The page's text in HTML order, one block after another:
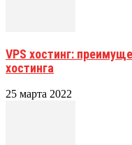
VPS хостинг:
хостинга
25 марта 2022